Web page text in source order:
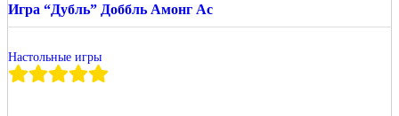
Игра “Дубль” Доббль Амонг Ас
Настольные игры